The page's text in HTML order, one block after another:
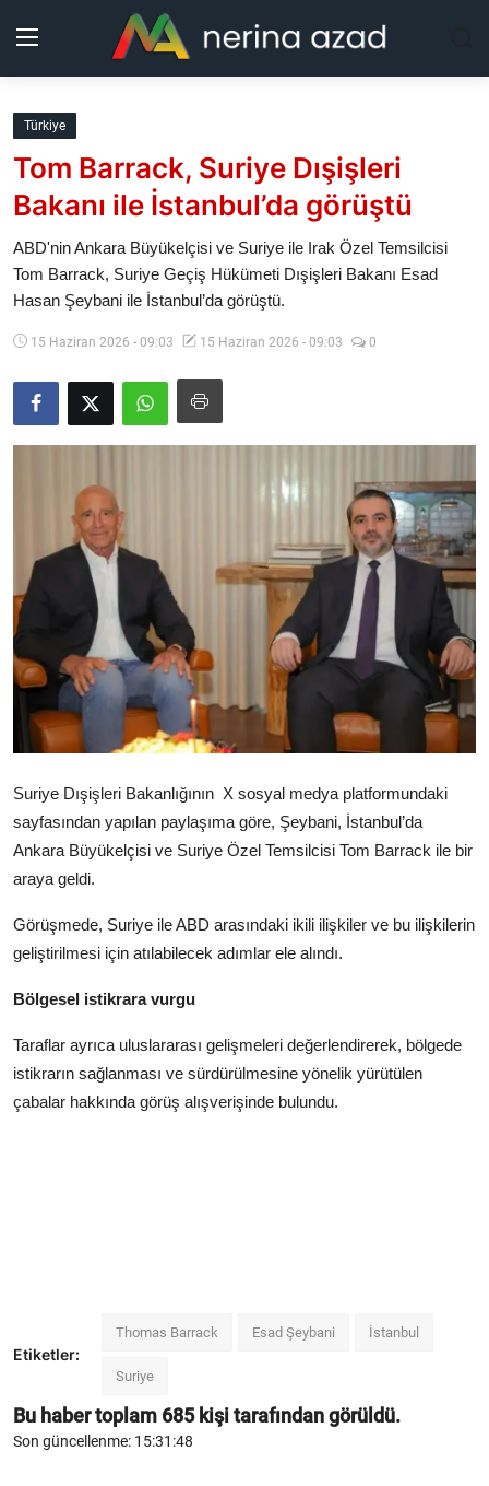
Kurdistan
Bölgeler
Güncel
Analiz
Makaleler
Galeri
Yazarlar
Arşiv
İletişim
Türkçe Kurdi
Türkiye
Tom Barrack, Suriye Dışişleri
Bakanı ile İstanbul’da görüştü
ABD'nin Ankara Büyükelçisi ve Suriye ile Irak Özel Temsilcisi
Tom Barrack, Suriye Geçiş Hükümeti Dışişleri Bakanı Esad
Hasan Şeybani ile İstanbul’da görüştü.
15 Haziran 2026 - 09:03 15 Haziran 2026 - 09:03 0
Suriye Dışişleri Bakanlığının X sosyal medya platformundaki
sayfasından yapılan paylaşıma göre, Şeybani, İstanbul’da
Ankara Büyükelçisi ve Suriye Özel Temsilcisi Tom Barrack ile bir
araya geldi.
Görüşmede, Suriye ile ABD arasındaki ikili ilişkiler ve bu ilişkilerin
geliştirilmesi için atılabilecek adımlar ele alındı.
Bölgesel istikrara vurgu
Taraflar ayrıca uluslararası gelişmeleri değerlendirerek, bölgede
istikrarın sağlanması ve sürdürülmesine yönelik yürütülen
çabalar hakkında görüş alışverişinde bulundu.
Etiketler:
Thomas Barrack Esad Şeybani İstanbul
Suriye
Bu haber toplam 685kişi tarafından görüldü.
Son güncellenme: 15:31:48